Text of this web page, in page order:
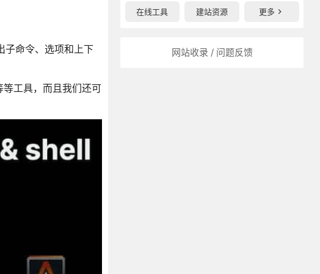
在线工具 建站资源 更多
网站收录 / 问题反馈
子命令、选项和上下
工具，而且我们还可